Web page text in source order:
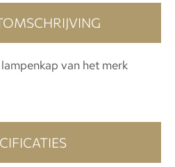
van het merk